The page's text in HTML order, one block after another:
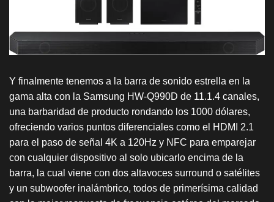
Y finalmente tenemos a la barra de sonido estrella en la
gama alta con la Samsung HW-Q990D de 11.1.4 canales,
una barbaridad de producto rondando los 1000 dólares,
ofreciendo varios puntos diferenciales como el HDMI 2.1
para el paso de señal 4K a 120Hz y NFC para emparejar
con cualquier dispositivo al solo ubicarlo encima de la
barra, la cual viene con dos altavoces surround o satélites
y un subwoofer inalámbrico, todos de primerísima calidad